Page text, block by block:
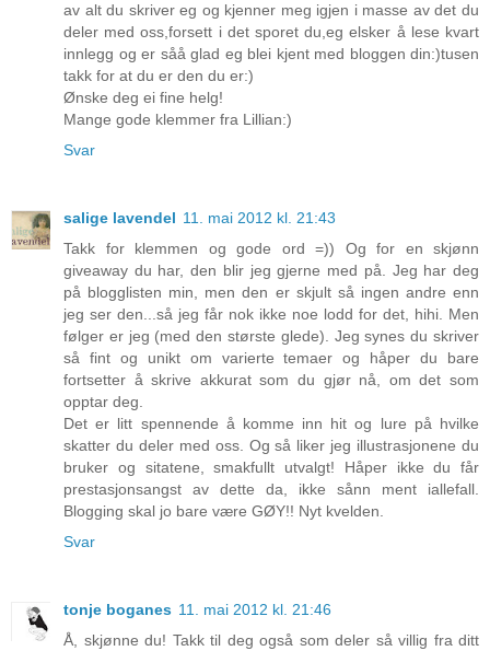
av alt du skriver eg og kjenner meg igjen i masse av det du
deler med oss,forsett i det sporet du,eg elsker å lese kvart
innlegg og er såå glad eg blei kjent med bloggen din:)tusen
takk for at du er den du er:)
Ønske deg ei fine helg!
Mange gode klemmer fra Lillian:)
Svar
salige lavendel 11. mai 2012 kl. 21:43
Takk for klemmen og gode ord =)) Og for en skjønn
giveaway du har, den blir jeg gjerne med på. Jeg har deg
på blogglisten min, men den er skjult så ingen andre enn
jeg ser den...så jeg får nok ikke noe lodd for det, hihi. Men
følger er jeg (med den største glede). Jeg synes du skriver
så fint og unikt om varierte temaer og håper du bare
fortsetter å skrive akkurat som du gjør nå, om det som
opptar deg.
Det er litt spennende å komme inn hit og lure på hvilke
skatter du deler med oss. Og så liker jeg illustrasjonene du
bruker og sitatene, smakfullt utvalgt! Håper ikke du får
prestasjonsangst av dette da, ikke sånn ment iallefall.
Blogging skal jo bare være GØY!! Nyt kvelden.
Svar
tonje boganes 11. mai 2012 kl. 21:46
Å, skjønne du! Takk til deg også som deler så villig fra ditt